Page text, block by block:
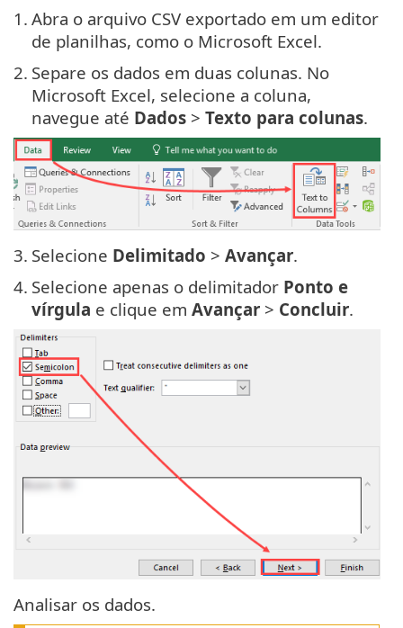
1. Abra o arquivo CSV exportado em um editor
de planilhas, como o Microsoft Excel.
2. Separe os dados em duas colunas. No
Microsoft Excel, selecione a coluna,
navegue até Dados > Texto para colunas.
3. Selecione Delimitado > Avançar.
4. Selecione apenas o delimitador Ponto e
vírgula e clique em Avançar > Concluir.
Analisar os dados.